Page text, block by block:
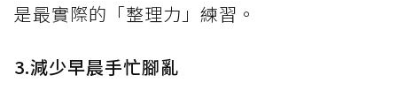
是最實際的「整理力」練習。
3.減少早晨手忙腳亂